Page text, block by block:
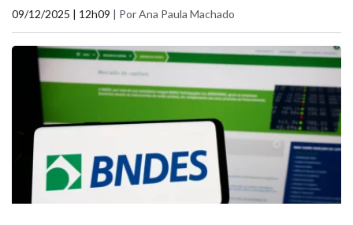
09/12/2025 | 12h09 | Por Ana Paula Machado